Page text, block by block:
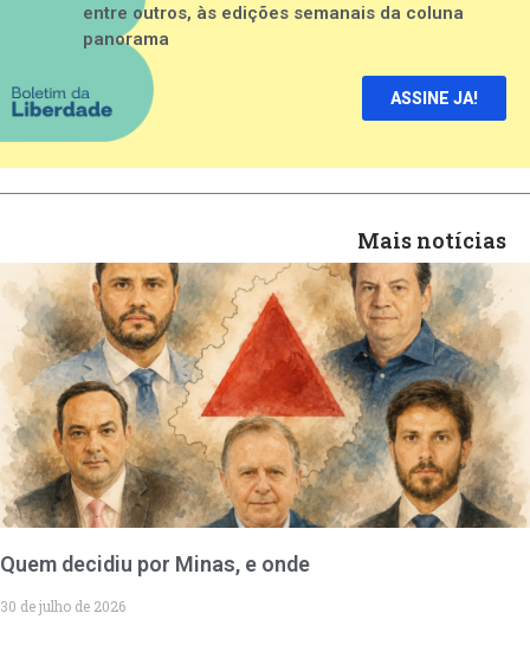
entre outros, às edições semanais da coluna
panorama
ASSINE JA!
Mais notícias
Quem decidiu por Minas, e onde
30 de julho de 2026